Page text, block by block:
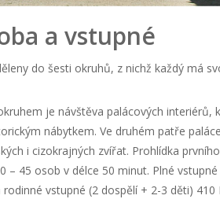
a vstupné
do šesti okruhů, z nichž každý má
je návštěva palácových interiérů,
nábytkem. Ve druhém patře
i cizokrajných zvířat. Prohlídka
– 45 osob v délce 50 minut. Plné
vstupné (2 dospělí + 2-3 děti)